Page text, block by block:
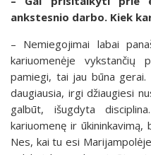
ankstesnio darbo. Kiek
– Nemiegojimai labai
kariuomenėje vykstančių
pamiegi, tai jau būna
daugiausia, irgi džiaugiesi
galbūt, išugdyta
kariuomenę ir
Nes, kai tu esi